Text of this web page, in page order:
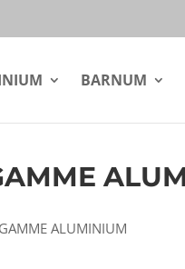
BARNUM
ALUMINIUM